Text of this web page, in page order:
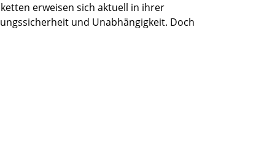
erweisen sich aktuell in ihrer
und Unabhängigkeit. Doch